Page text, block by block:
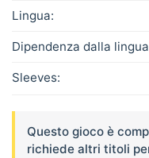
Lingua:
Dipendenza dalla
Sleeves:
Questo gioco è
richiede altri titoli